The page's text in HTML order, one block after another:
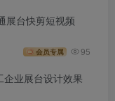
展台快剪短视频
会员专属 95
企业展台设计效果